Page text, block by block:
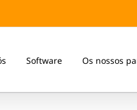
Software Os nossos